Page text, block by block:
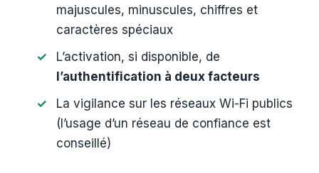
majuscules, minuscules, chiffres et
caractères spéciaux
L’activation, si disponible, de
l’authentification à deux facteurs
La vigilance sur les réseaux Wi-Fi publics
(l’usage d’un réseau de confiance est
conseillé)